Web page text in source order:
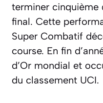
terminer cinquième
final. Cette
Super Combatif
course. En fin
d’Or mondial et
du classement UCI.